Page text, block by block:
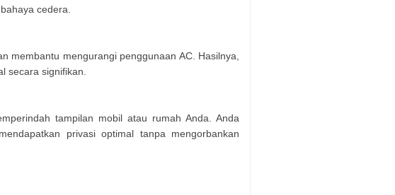
cedera.
membantu mengurangi penggunaan AC. Hasilnya,
secara signifikan.
tampilan mobil atau rumah Anda. Anda
privasi optimal tanpa mengorbankan